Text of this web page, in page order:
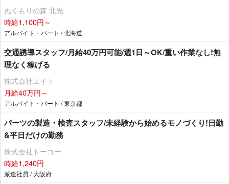
ぬくもりの森 北光
時給1,100円～
アルバイト・パート / 北海道
交通誘導スタッフ/月給40万円可能/週1日～OK/重い作業なし!無
理なく稼げる
株式会社エイト
月給40万円～
アルバイト・パート / 東京都
パーツの製造・検査スタッフ/未経験から始めるモノづくり!日勤
&平日だけの勤務
株式会社トーコー
時給1,240円
派遣社員 / 大阪府